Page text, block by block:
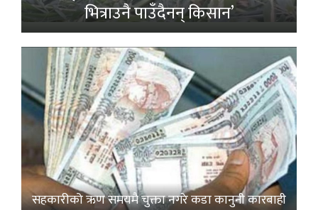
भित्राउनै पाउँदैनन् किसान’
सहकारीको ऋण समयमै चुक्ता नगरे कडा कानुनी कारबाही